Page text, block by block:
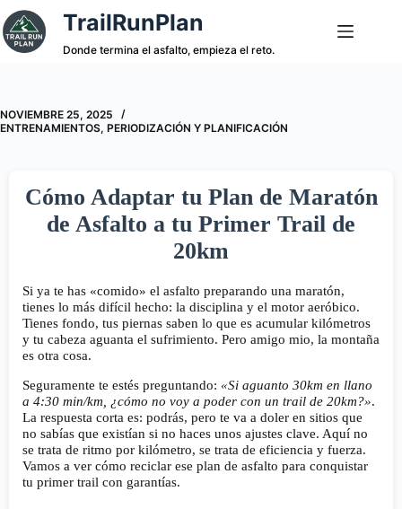
Saltar
al
contenido
TrailRunPlan
Donde termina el asfalto, empieza el reto.
NOVIEMBRE 25, 2025
ENTRENAMIENTOS, PERIODIZACIÓN Y PLANIFICACIÓN
Cómo Adaptar tu Plan de Maratón
de Asfalto a tu Primer Trail de
20km
Si ya te has «comido» el asfalto preparando una maratón,
tienes lo más difícil hecho: la disciplina y el motor aeróbico.
Tienes fondo, tus piernas saben lo que es acumular kilómetros
y tu cabeza aguanta el sufrimiento. Pero amigo mio, la montaña
es otra cosa.
Seguramente te estés preguntando: «Si aguanto 30km en llano
a 4:30 min/km, ¿cómo no voy a poder con un trail de 20km?».
La respuesta corta es: podrás, pero te va a doler en sitios que
no sabías que existían si no haces unos ajustes clave. Aquí no
se trata de ritmo por kilómetro, se trata de eficiencia y fuerza.
Vamos a ver cómo reciclar ese plan de asfalto para conquistar
tu primer trail con garantías.